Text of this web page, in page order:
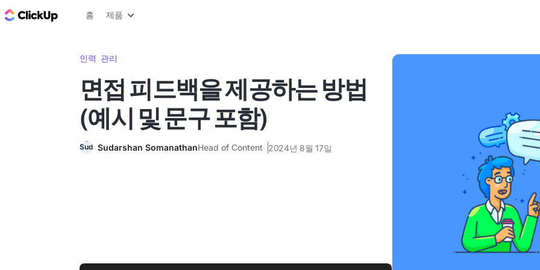
ClickUp 블로그
홈 제품
인력 관리
면접 피드백을 제공하는 방법
(예시 및 문구 포함)
Sudarshan SomanathanHead of Content 2024년 8월 17일